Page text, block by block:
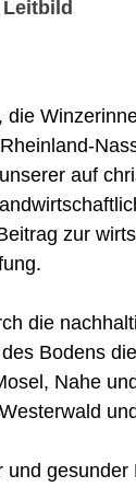
Leitbild
auf
zur
die
Bodens
Nahe